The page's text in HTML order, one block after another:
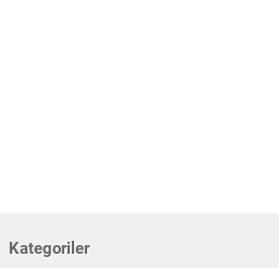
Kategoriler